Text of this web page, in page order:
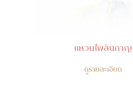
แหวนไพลินกาญ
ดูรายละเอียด